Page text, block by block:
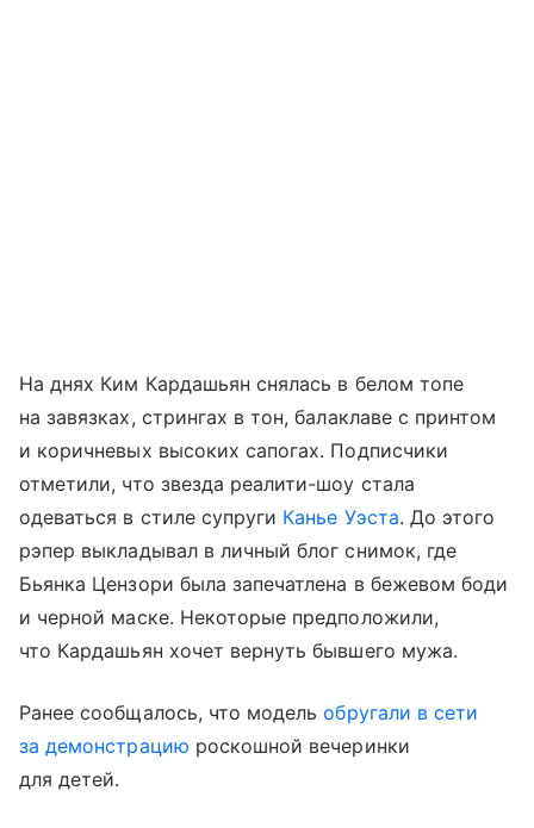
На днях Ким Кардашьян снялась в белом топе
на завязках, стрингах в тон, балаклаве с принтом
и коричневых высоких сапогах. Подписчики
отметили, что звезда реалити-шоу стала
одеваться в стиле супруги Канье Уэста. До этого
рэпер выкладывал в личный блог снимок, где
Бьянка Цензори была запечатлена в бежевом боди
и черной маске. Некоторые предположили,
что Кардашьян хочет вернуть бывшего мужа.
Ранее сообщалось, что модельобругали в сети
за демонстрацию роскошной вечеринки
для детей.